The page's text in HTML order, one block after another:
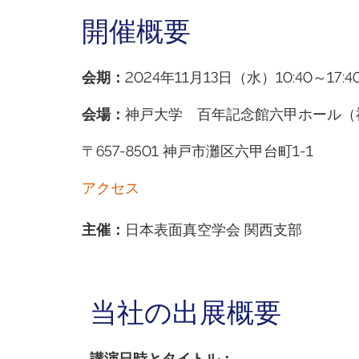
開催概要
会期 ： 2024年11月13日（水）10:40～
会場： 神戸大学 百年記念館六甲ホール（
〒657-8501 神戸市灘区六甲台町1-1
アクセス
主催 ： 日本表面真空学会 関西支部
当社の出展概要